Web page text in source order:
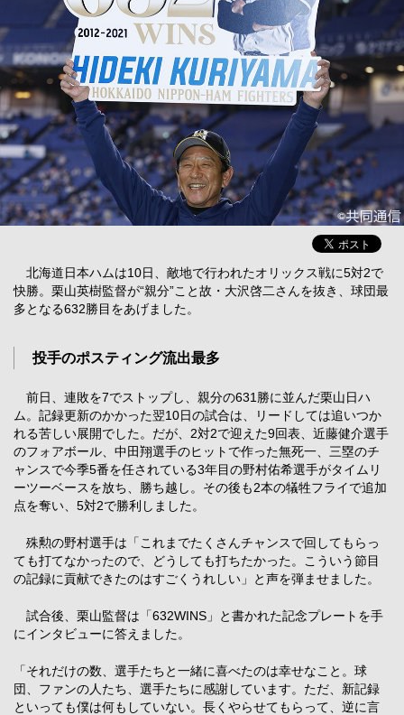
北海道日本ハムは10日、敵地で行われたオリックス戦に5対2で
快勝。栗山英樹監督が“親分”こと故・大沢啓二さんを抜き、球団最
多となる632勝目をあげました。
投手のポスティング流出最多
前日、連敗を7でストップし、親分の631勝に並んだ栗山日ハ
ム。記録更新のかかった翌10日の試合は、リードしては追いつか
れる苦しい展開でした。だが、2対2で迎えた9回表、近藤健介選手
のフォアボール、中田翔選手のヒットで作った無死一、三塁のチ
ャンスで今季5番を任されている3年目の野村佑希選手がタイムリ
ーツーベースを放ち、勝ち越し。その後も2本の犠牲フライで追加
点を奪い、5対2で勝利しました。
殊勲の野村選手は「これまでたくさんチャンスで回してもらっ
ても打てなかったので、どうしても打ちたかった。こういう節目
の記録に貢献できたのはすごくうれしい」と声を弾ませました。
試合後、栗山監督は「632WINS」と書かれた記念プレートを手
にインタビューに答えました。
「それだけの数、選手たちと一緒に喜べたのは幸せなこと。球
団、ファンの人たち、選手たちに感謝しています。ただ、新記録
といっても僕は何もしていない。長くやらせてもらって、逆に言